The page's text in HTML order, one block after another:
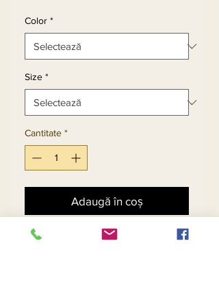
Color *
Size *
Cantitate *
Adaugă în coș
Cumpără acum